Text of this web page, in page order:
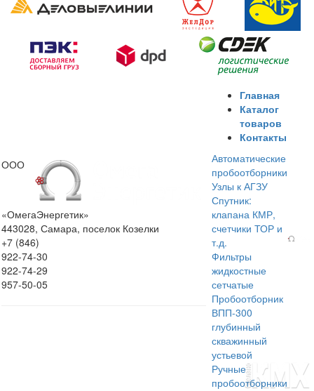
ООО
«ОмегаЭнергетик»
443028, Самара, поселок Козелки
+7 (846)
922-74-30
922-74-29
957-50-05
Главная
Каталог
товаров
Контакты
Автоматические
пробоотборники
Узлы к АГЗУ
Спутник:
клапана КМР,
счетчики ТОР и
т.д.
Фильтры
жидкостные
сетчатые
Пробоотборник
ВПП-300
глубинный
скважинный
устьевой
Ручные
пробоотборники